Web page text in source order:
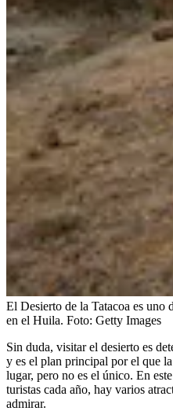
El Desierto de la Tatacoa es uno
en el Huila. Foto: Getty Images
Sin duda, visitar el desierto es
y es el plan principal por el que
lugar, pero no es el único. En
turistas cada año, hay varios
admirar.